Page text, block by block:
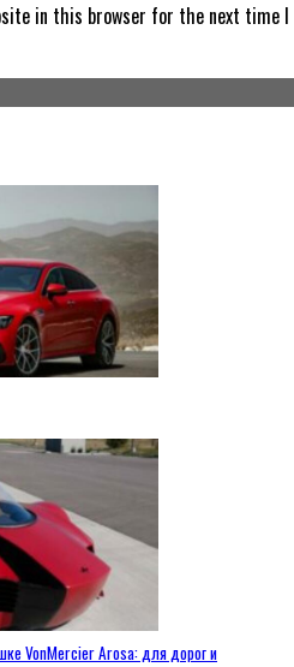
in this browser for the next time I
VonMercier Arosa: для дорог и